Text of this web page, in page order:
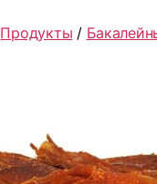
Продукты /